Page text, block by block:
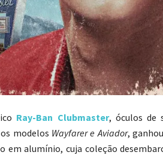
Ray-Ban Clubmaster, óculos de
modelos Wayfarer e Aviador,
em alumínio, cuja coleção